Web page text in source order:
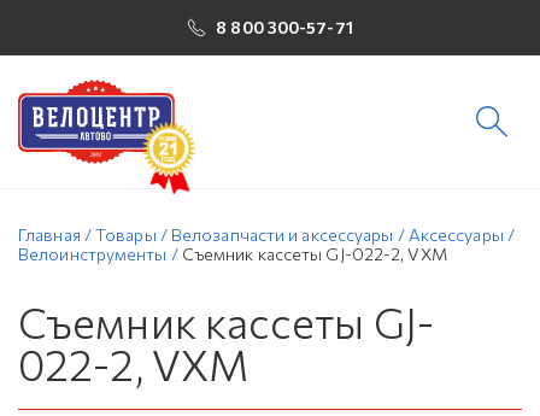
8 800 300-57-71
Главная /Товары / Велозапчасти и аксессуары / Аксессуары /
Велоинструменты / Съемник кассеты GJ-022-2, VXM
Съемник кассеты GJ-
022-2, VXM